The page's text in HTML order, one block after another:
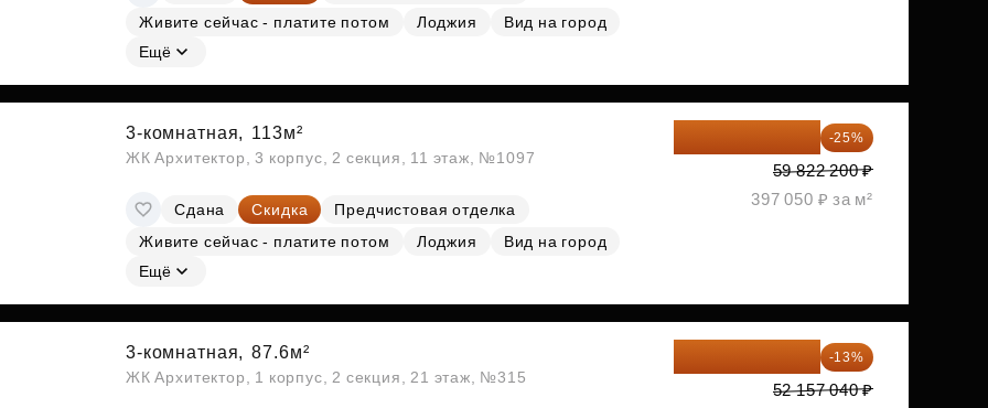
Живите сейчас - платите потом
Лоджия
Вид на город
Ещё
3-комнатная, 113м²
ЖК Архитектор, 3 корпус, 2 секция, 11 этаж, №1097
Сдана Скидка
Предчистовая отделка
Живите сейчас - платите потом
Лоджия
Вид на город
Ещё
-25%
59 822 200 ₽
397 050 ₽ за м²
3-комнатная, 87.6м²
ЖК Архитектор, 1 корпус, 2 секция, 21 этаж, №315
-13%
52 157 040 ₽